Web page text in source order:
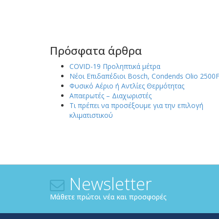
Πρόσφατα άρθρα
COVID-19 Προληπτικά μέτρα
Νέοι Επιδαπέδιοι Bosch, Condends Olio 2500F
Φυσικό Αέριο ή Αντλίες Θερμότητας
Απαερωτές – Διαχωριστές
Τι πρέπει να προσέξουμε για την επιλογή
κλιματιστικού
Newsletter
Μάθετε πρώτοι νέα και προσφορές